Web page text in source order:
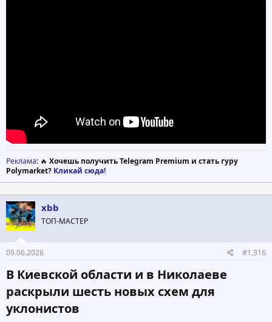
Реклама: 🔥 Хочешь получить Telegram Premium и стать гуру
Polymarket? Кликай сюда!
xbb
ТОП-МАСТЕР
09.06.2026 #1,316
В Киевской области и в Николаеве
раскрыли шесть новых схем для
уклонистов​